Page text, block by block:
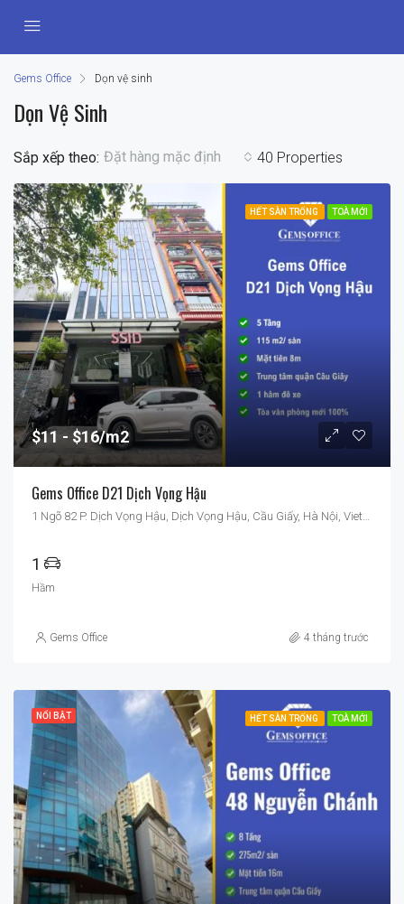
Gems Office Dọn vệ sinh
Dọn Vệ Sinh
40 Properties
Sắp xếp theo: Đặt hàng mặc định
HẾT SÀN TRỐNG TOÀ MỚI
$11 $16/m2
Gems Office D21 Dịch Vọng Hậu
1
Hầm
Gems Office 4 tháng trước
NỔI BẬT HẾT SÀN TRỐNG TOÀ MỚI